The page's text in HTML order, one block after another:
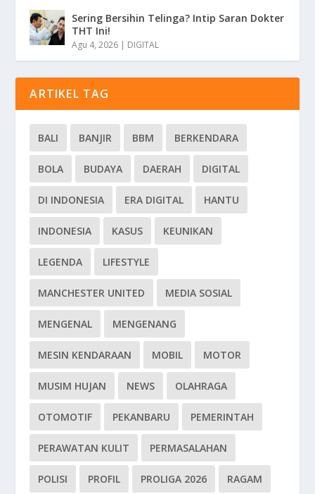
Sering Bersihin Telinga? Intip Saran Dokter
THT Ini!
Agu 4, 2026 | DIGITAL
ARTIKEL TAG
BALI BANJIR BBM BERKENDARA
BOLA BUDAYA DAERAH DIGITAL
DI INDONESIA ERA DIGITAL HANTU
INDONESIA KASUS KEUNIKAN
LEGENDA LIFESTYLE
MANCHESTER UNITED MEDIA SOSIAL
MENGENAL MENGENANG
MESIN KENDARAAN MOBIL MOTOR
MUSIM HUJAN NEWS OLAHRAGA
OTOMOTIF PEKANBARU PEMERINTAH
PERAWATAN KULIT PERMASALAHAN
POLISI PROFIL PROLIGA 2026 RAGAM